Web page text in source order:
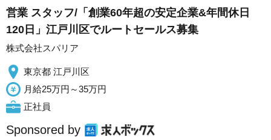
営業 スタッフ/「創業60年超の安定企業&年間休日
120日」江戸川区でルートセールス募集
株式会社スパリア
東京都 江戸川区
月給25万円～35万円
正社員
Sponsored by